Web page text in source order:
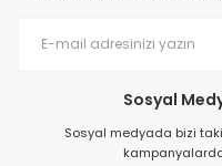
Sosyal
Sosyal medyada bizi